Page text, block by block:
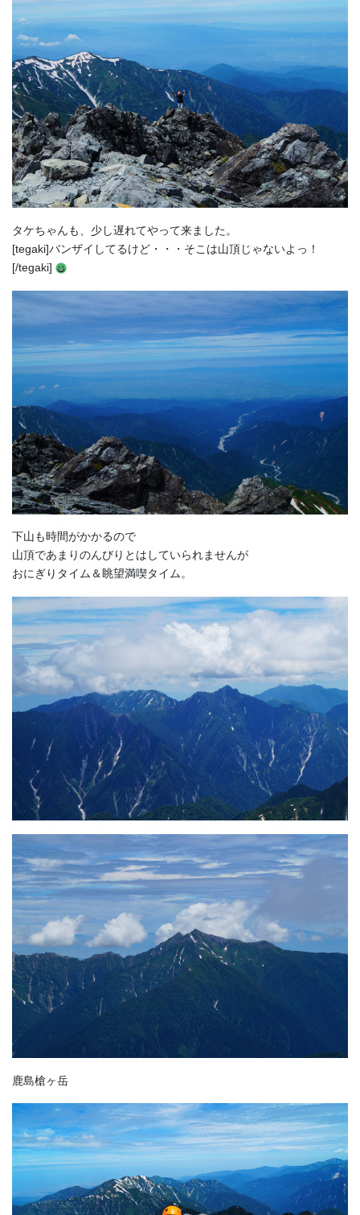
タケちゃんも、少し遅れてやって来ました。
[tegaki]バンザイしてるけど・・・そこは山頂じゃないよっ！
[/tegaki]
下山も時間がかかるので
山頂であまりのんびりとはしていられませんが
おにぎりタイム＆眺望満喫タイム。
鹿島槍ヶ岳